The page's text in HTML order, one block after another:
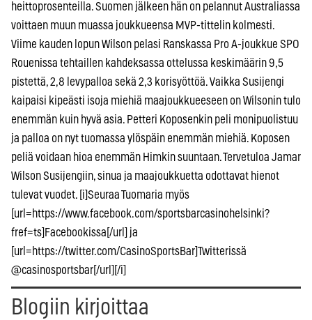
heittoprosenteilla. Suomen jälkeen hän on pelannut Australiassa
voittaen muun muassa joukkueensa MVP-tittelin kolmesti.
Viime kauden lopun Wilson pelasi Ranskassa Pro A-joukkue SPO
Rouenissa tehtaillen kahdeksassa ottelussa keskimäärin 9,5
pistettä, 2,8 levypalloa sekä 2,3 korisyöttöä. Vaikka Susijengi
kaipaisi kipeästi isoja miehiä maajoukkueeseen on Wilsonin tulo
enemmän kuin hyvä asia. Petteri Koposenkin peli monipuolistuu
ja palloa on nyt tuomassa ylöspäin enemmän miehiä. Koposen
peliä voidaan hioa enemmän Himkin suuntaan. Tervetuloa Jamar
Wilson Susijengiin, sinua ja maajoukkuetta odottavat hienot
tulevat vuodet. [i]Seuraa Tuomaria myös
[url=https://www.facebook.com/sportsbarcasinohelsinki?
fref=ts]Facebookissa[/url] ja
[url=https://twitter.com/CasinoSportsBar]Twitterissä
@casinosportsbar[/url][/i]
Blogiin kirjoittaa